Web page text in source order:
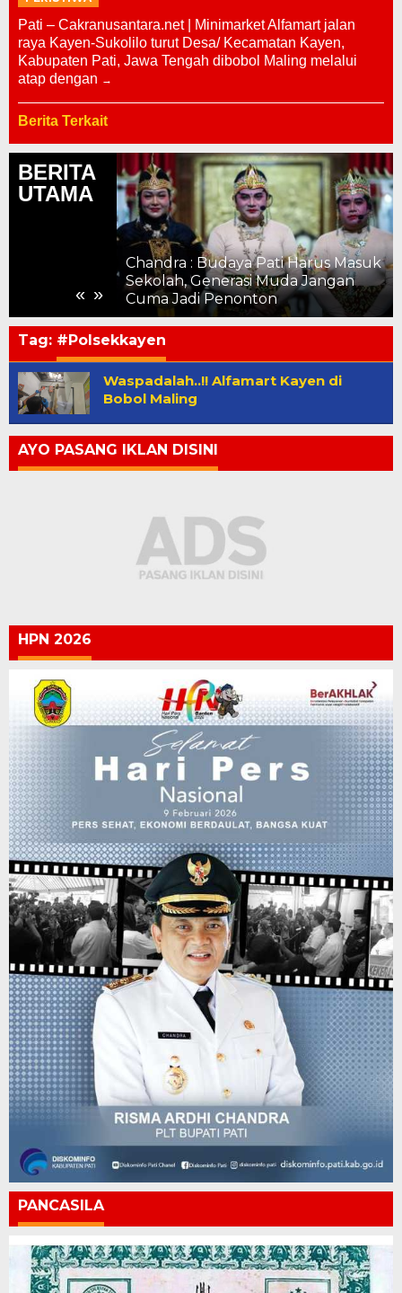
Pati – Cakranusantara.net | Minimarket Alfamart jalan
raya Kayen-Sukolilo turut Desa/ Kecamatan Kayen,
Kabupaten Pati, Jawa Tengah dibobol Maling melalui
atap dengan
Berita Terkait
BERITA
UTAMA
« »
Chandra : Budaya Pati Harus Masuk
Sekolah, Generasi Muda Jangan
Cuma Jadi Penonton
Tag: #Polsekkayen
Waspadalah..!! Alfamart Kayen di
Bobol Maling
AYO PASANG IKLAN DISINI
HPN 2026
PANCASILA